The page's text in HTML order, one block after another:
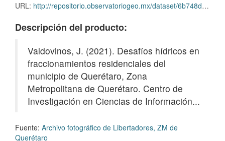
URL: http://repositorio.observatoriogeo.mx/dataset/6b748d6a-03fc-4c28-a627-9b3adfc6a668/resource/edd8848e-df65-4b2f-9a1c-cf847dec9fcd/download/dsc_0560.jpg
Descripción del producto:
Valdovinos, J. (2021). Desafíos hídricos en
fraccionamientos residenciales del
municipio de Querétaro, Zona
Metropolitana de Querétaro. Centro de
Investigación en Ciencias de Información...
Fuente: Archivo fotográfico de Libertadores, ZM de
Querétaro